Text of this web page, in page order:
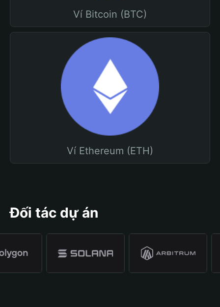
Ví Bitcoin (BTC)
Ví Ethereum (ETH)
Đối tác dự án